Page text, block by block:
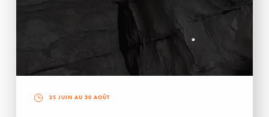
25 JUIN AU 30 AOÛT